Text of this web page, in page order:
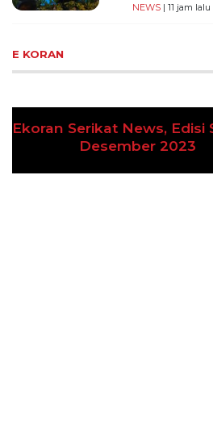
NEWS | 11 jam lalu
E KORAN
Ekoran Serikat News,
November
Previous